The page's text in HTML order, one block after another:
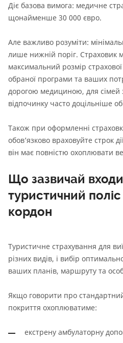
Діє базова вимога: медичне
щонайменше 30 000 євро.
Але важливо розуміти:
лише нижній поріг. Страховик
максимальний розмір
обраної програми та ваших
дорогою медициною, для сімей
відпочинку часто доцільніше
Також при оформленні
обов’язково враховуйте строк
він має повністю охоплювати
Що зазвичай
туристичний поліс
кордон
Туристичне страхування для
різних видів, і вибір
ваших планів, маршруту та
Якщо говорити про
покриття охоплюватиме:
екстрену амбулаторну